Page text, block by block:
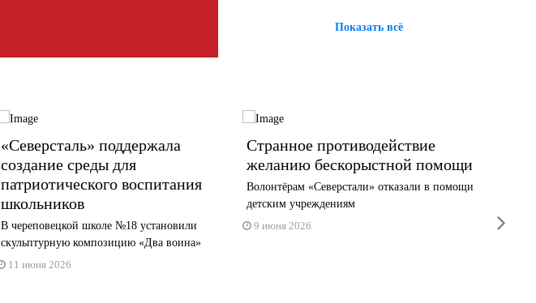
Показать всё
«Северсталь» поддержала
создание среды для
патриотического воспитания
школьников
В череповецкой школе №18 установили
скульптурную композицию «Два воина»
11 июня 2026
Странное противодействие
желанию бескорыстной помощи
Волонтёрам «Северстали» отказали в помощи
детским учреждениям
9 июня 2026